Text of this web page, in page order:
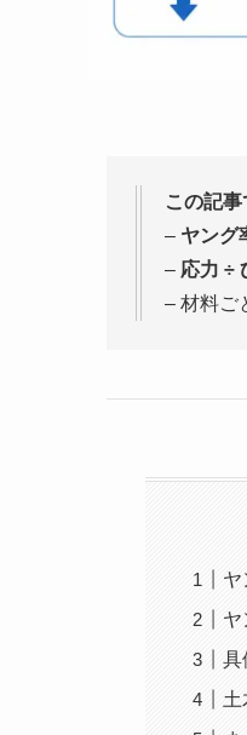
この記
– ヤング
– 応力 ÷
– 材料ご
ヤ
ヤ
具
土